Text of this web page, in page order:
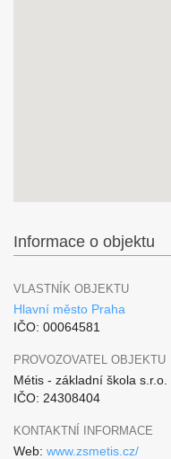
Informace o objektu
VLASTNÍK OBJEKTU
Hlavní město Praha
IČO: 00064581
PROVOZOVATEL OBJEKTU
Métis - základní škola s.r.o.
IČO: 24308404
KONTAKTNÍ INFORMACE
Web: www.zsmetis.cz/